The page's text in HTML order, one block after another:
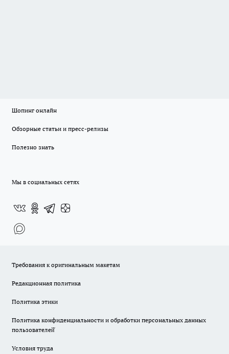
Шопинг онлайн
Обзорные статьи и пресс-релизы
Полезно знать
Мы в социальных сетях
Требования к оригинальным макетам
Редакционная политика
Политика этики
Политика конфиденциальности и обработки персональных данных
пользователей̆
Условия труда